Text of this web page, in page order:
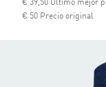
€ 39,50 Último mejor
€ 50 Precio original